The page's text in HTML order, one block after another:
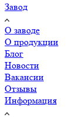
Завод
О заводе
О продукции
Блог
Новости
Вакансии
Отзывы
Информация